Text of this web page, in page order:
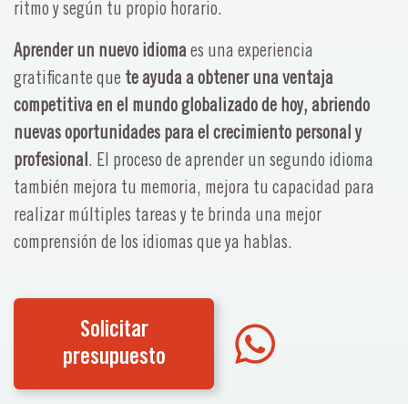
ritmo y según tu propio horario.
Aprender un nuevo idioma es una experiencia
gratificante que te ayuda a obtener una ventaja
competitiva en el mundo globalizado de hoy, abriendo
nuevas oportunidades para el crecimiento personal y
profesional . El proceso de aprender un segundo idioma
también mejora tu memoria, mejora tu capacidad para
realizar múltiples tareas y te brinda una mejor
comprensión de los idiomas que ya hablas.
Solicitar
presupuesto